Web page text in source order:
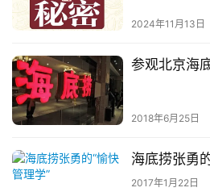
2024年11月13日
参观北京海
2018年6月25日
海底捞张勇
2017年1月22日